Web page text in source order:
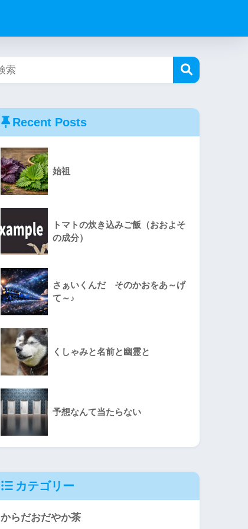
Recent Posts
始祖
トマトの炊き込みご飯（おおよそ
の成分）
さぁいくんだ そのかおをあ～げ
て～♪
くしゃみと名前と幽霊と
予想なんて当たらない
カテゴリー
からだおだやか茶